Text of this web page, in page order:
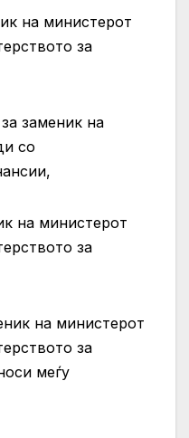
на министерот
за
заменик на
со
на министерот
за
на министерот
за
меѓу